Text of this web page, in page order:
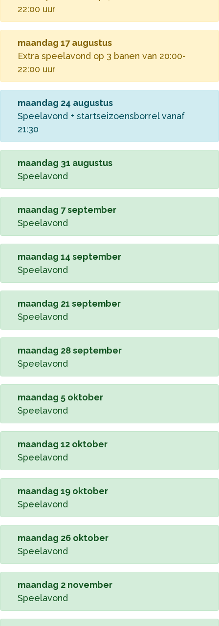
22:00 uur
maandag 17 augustus
Extra speelavond op 3 banen van 20:00-
22:00 uur
maandag 24 augustus
Speelavond + startseizoensborrel vanaf
21:30
maandag 31 augustus
Speelavond
maandag 7 september
Speelavond
maandag 14 september
Speelavond
maandag 21 september
Speelavond
maandag 28 september
Speelavond
maandag 5 oktober
Speelavond
maandag 12 oktober
Speelavond
maandag 19 oktober
Speelavond
maandag 26 oktober
Speelavond
maandag 2 november
Speelavond